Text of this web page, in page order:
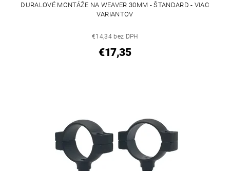
DURALOVÉ MONTÁŽE NA WEAVER 30MM - ŠTANDARD - VIAC
VARIANTOV
€14,34 bez DPH
€17,35